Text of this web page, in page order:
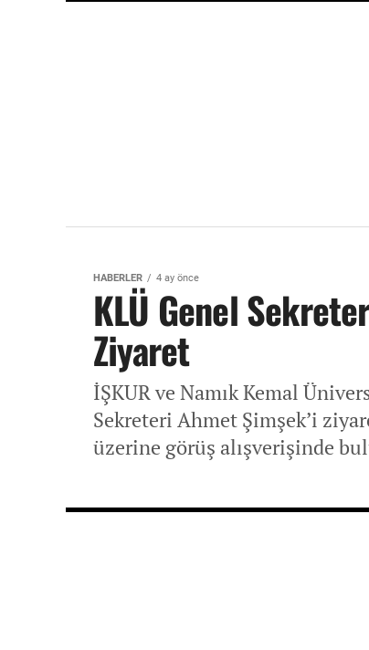
HABERLER 4 ay önce
KLÜ Genel
Ziyaret
İŞKUR ve Namık Kemal
Sekreteri Ahmet Şimşek’i
üzerine görüş alışverişinde